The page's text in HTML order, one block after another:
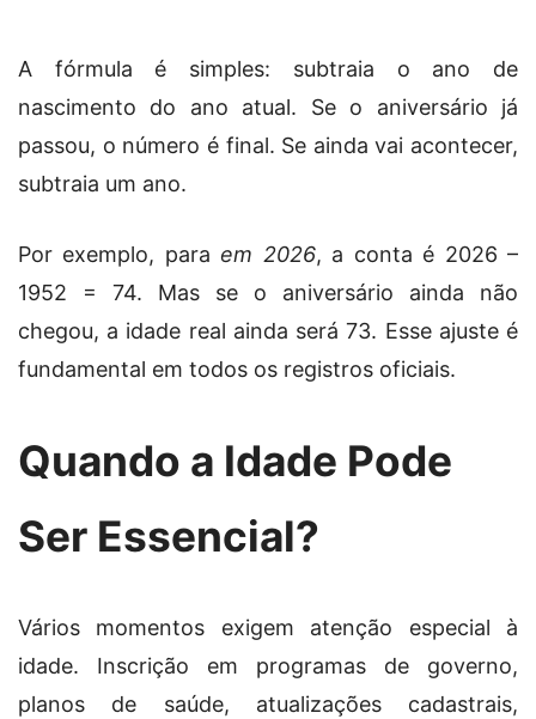
A fórmula é simples: subtraia o ano de
nascimento do ano atual. Se o aniversário já
passou, o número é final. Se ainda vai acontecer,
subtraia um ano.
Por exemplo, paraem 2026, a conta é 2026 –
1952 = 74. Mas se o aniversário ainda não
chegou, a idade real ainda será 73. Esse ajuste é
fundamental em todos os registros oficiais.
Quando a Idade Pode
Ser Essencial?
Vários momentos exigem atenção especial à
idade. Inscrição em programas de governo,
planos de saúde, atualizações cadastrais,